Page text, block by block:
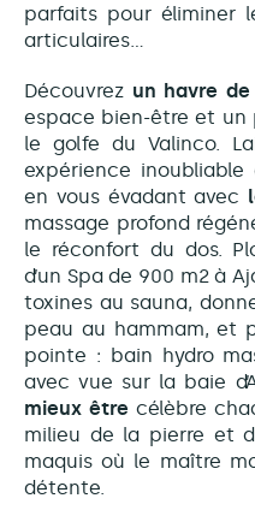
parfaits pour éliminer
articulaires…
Découvrez un havre
espace bien-être et un
le golfe du Valinco.
expérience
en vous évadant avec
massage profond
le réconfort du dos.
d’un Spa de 900 m2 à
toxines au sauna,
peau au hammam, et
pointe : bain hydro
avec vue sur la baie
mieux être célèbre
milieu de la pierre et
maquis où le maître
détente.